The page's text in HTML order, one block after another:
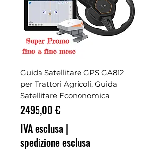
Guida Satellitare GPS GA812
per Trattori Agricoli, Guida
Satellitare Econonomica
Prezzo
2495,00 €
IVA esclusa |
spedizione esclusa